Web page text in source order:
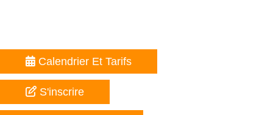
Calendrier Et Tarifs
S'inscrire